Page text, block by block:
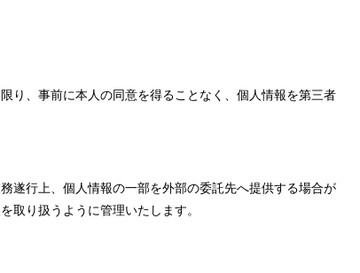
り、事前に本人の同意を得ることなく、個人情報を第三者
遂行上、個人情報の一部を外部の委託先へ提供する場合が
取り扱うように管理いたします。